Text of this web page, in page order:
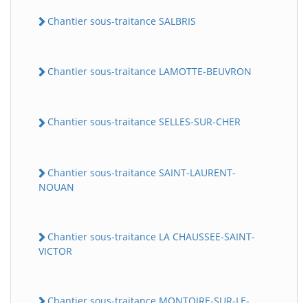
Chantier sous-traitance SALBRIS
Chantier sous-traitance LAMOTTE-BEUVRON
Chantier sous-traitance SELLES-SUR-CHER
Chantier sous-traitance SAINT-LAURENT-
NOUAN
Chantier sous-traitance LA CHAUSSEE-SAINT-
VICTOR